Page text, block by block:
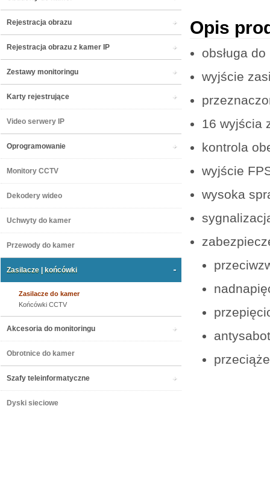
Rejestracja obrazu
Rejestracja obrazu z kamer IP
Zestawy monitoringu
Karty rejestrujące
Video serwery IP
Oprogramowanie
Monitory CCTV
Dekodery wideo
Uchwyty do kamer
Przewody do kamer
Zasilacze | końcówki
Zasilacze do kamer
Końcówki CCTV
Akcesoria do monitoringu
Obrotnice do kamer
Szafy teleinformatyczne
Dyski sieciowe
Opis
obsługa
wyjście
16 wyjścia
kontrola
wyjście
wysoka